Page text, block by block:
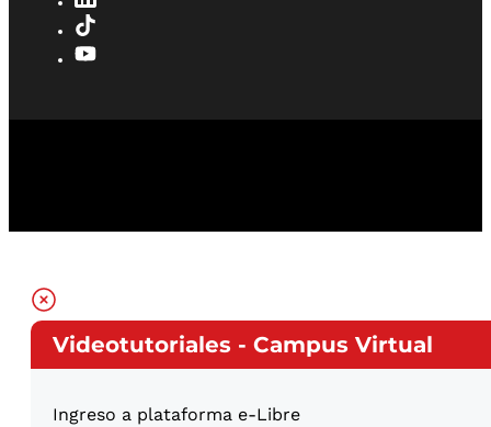
Videotutoriales - Campus Virtual
Ingreso a plataforma e-Libre